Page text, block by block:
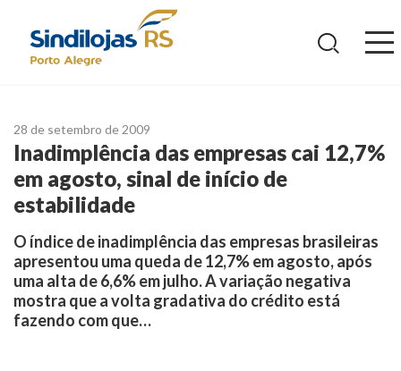
28 de setembro de 2009
Inadimplência das empresas cai 12,7%
em agosto, sinal de início de
estabilidade
O índice de inadimplência das empresas brasileiras
apresentou uma queda de 12,7% em agosto, após
uma alta de 6,6% em julho. A variação negativa
mostra que a volta gradativa do crédito está
fazendo com que…